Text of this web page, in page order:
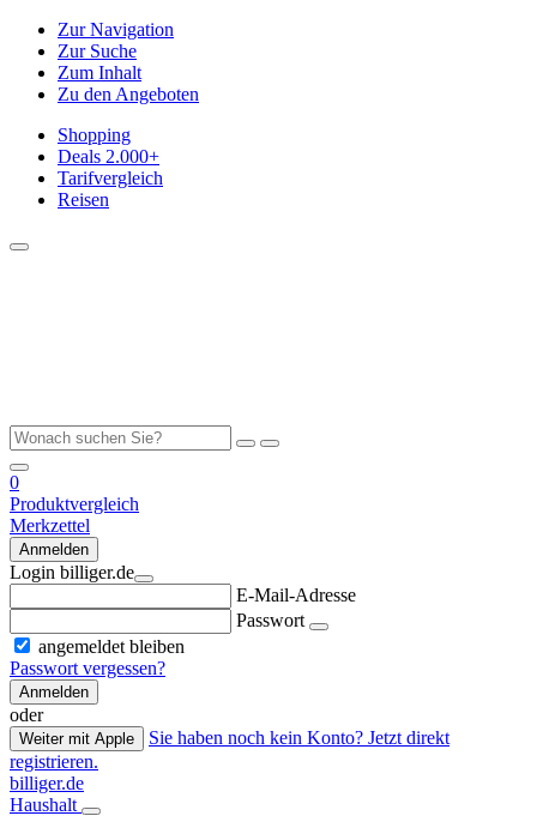
Zur Navigation
Zur Suche
Zum Inhalt
Zu den Angeboten
Shopping
Deals 2.000+
Tarifvergleich
Reisen
0
Produktvergleich
Merkzettel
Anmelden
Login billiger.de
E-Mail-Adresse
Passwort
angemeldet bleiben
Passwort vergessen?
Anmelden
oder
Weiter mit Apple
Sie haben noch kein Konto? Jetzt direkt
registrieren.
billiger.de
Haushalt